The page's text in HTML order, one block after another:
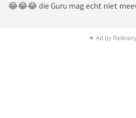
😂😂😂 die Guru mag echt niet
▼ Ad by